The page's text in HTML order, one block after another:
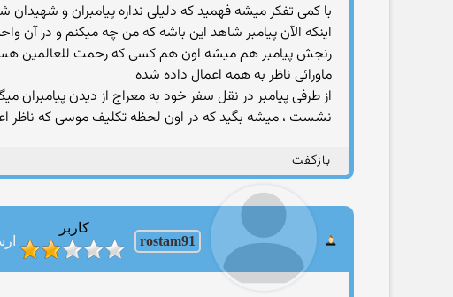
با کمی تفکر میشه فهمید که دلیلی نداره پیامبران و
رنجش پیامبر هم میشه اون هم کسی که رحمت للعالمین
ماورائی ناظر به همه اعمال داده شده
از طرفی پیامبر در نقل سفر خود به معراج از دیدن پیامبران
نشست ، میشه بگید که در اون لحظه تکلیف موسی که ناظر
بازگفت
rostam91
کاربر